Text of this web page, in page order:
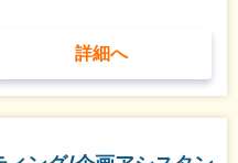
詳細へ